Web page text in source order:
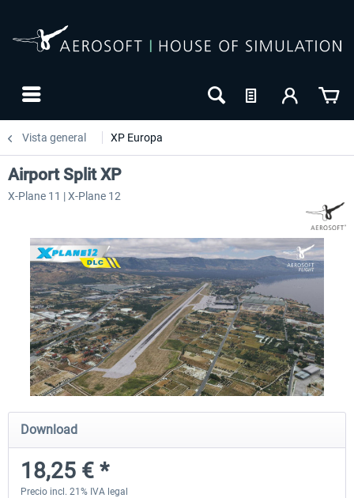
Vista general XP Europa
Airport Berlin Brandenburg V2 XP
30,45 € *
Airport Zurich V2.0 XP
Airport Split XP
X-Plane 11 | X-Plane 12
Download
18,25 € *
Precio incl. 21% IVA legal